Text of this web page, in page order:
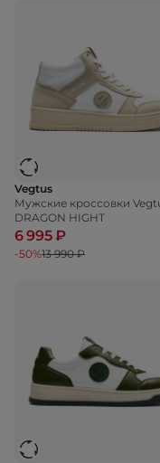
Vegtus
Мужские кроссовки
DRAGON HIGHT
6 995 ₽
-50%13 990 ₽